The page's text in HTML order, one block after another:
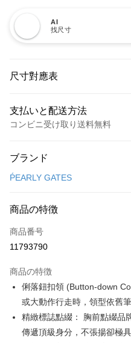
AI
找尺寸
尺寸對應表
支払いと配送方法
コンビニ受け取り送料無料
クレジットカード1回払い
LINE Pay
Apple Pay
Easy Wallet
OP Pay Later
説明
【OP Pay Later 使用説明】
1. 本サービスは台湾大哥大によっ
AFTEE代金後払い
ブランド
ṔEARLY GATES
商品の特徴
商品番号
11793790
商品の特徴
俐落鈕扣領 (Button-down
或大動作行走時，領型依舊
精緻標誌點綴： 胸前點綴品
傳遞頂級身分，不張揚卻極具